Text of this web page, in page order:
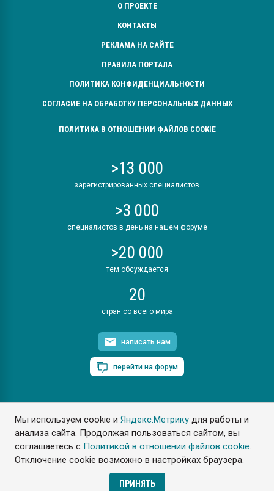
Мы используем cookie иЯндекс.Метрику для работы и
анализа сайта. Продолжая пользоваться сайтом, вы
соглашаетесь с Политикой в отношении файлов cookie.
Отключение cookie возможно в настройках браузера.
ПРИНЯТЬ
О ПРОЕКТЕ
КОНТАКТЫ
РЕКЛАМА НА САЙТЕ
ПРАВИЛА ПОРТАЛА
ПОЛИТИКА КОНФИДЕНЦИАЛЬНОСТИ
СОГЛАСИЕ НА ОБРАБОТКУ ПЕРСОНАЛЬНЫХ ДАННЫХ
ПОЛИТИКА В ОТНОШЕНИИ ФАЙЛОВ COOKIE
>13 000
зарегистрированных специалистов
>3 000
специалистов в день на нашем форуме
>20 000
тем обсуждается
20
стран со всего мира
написать нам
перейти на форум
ПластЭксперт © 2006. Все права защищены
Разрешается копирование материалов сайта с обязательной
ссылкой на www.e-plastic.ru
Разработка сайта